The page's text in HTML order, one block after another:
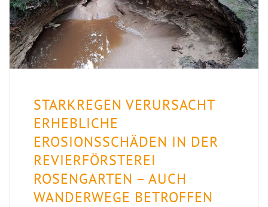
STARKREGEN VERURSACHT
ERHEBLICHE
EROSIONSSCHÄDEN IN DER
REVIERFÖRSTEREI
ROSENGARTEN – AUCH
WANDERWEGE BETROFFEN